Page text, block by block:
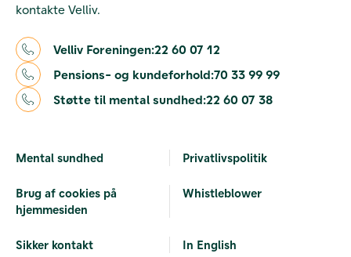
kontakte Velliv.
Velliv Foreningen:22 60 07 12
Pensions- og kundeforhold:70 33 99 99
Støtte til mental sundhed:22 60 07 38
Mental sundhed Privatlivspolitik
Brug af cookies på
hjemmesiden
Whistleblower
Sikker kontakt In English